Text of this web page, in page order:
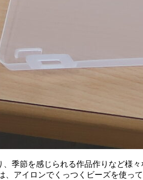
季節を感じられる作品作りなど様
アイロンでくっつくビーズを使っ